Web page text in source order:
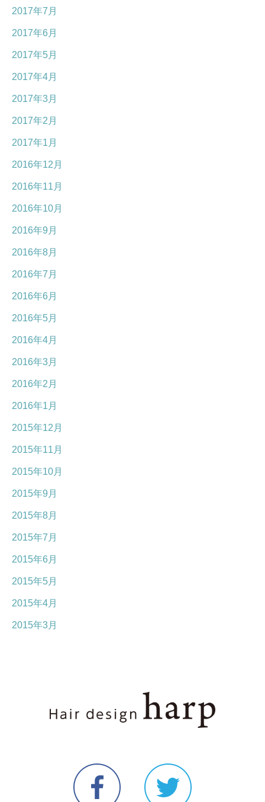
2017年7月
2017年6月
2017年5月
2017年4月
2017年3月
2017年2月
2017年1月
2016年12月
2016年11月
2016年10月
2016年9月
2016年8月
2016年7月
2016年6月
2016年5月
2016年4月
2016年3月
2016年2月
2016年1月
2015年12月
2015年11月
2015年10月
2015年9月
2015年8月
2015年7月
2015年6月
2015年5月
2015年4月
2015年3月